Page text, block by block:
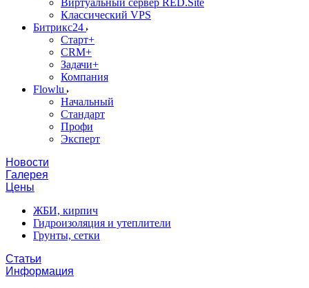
Виртуальный сервер RED.Site
Классический VPS
Битрикс24
Старт+
CRM+
Задачи+
Компания
Flowlu
Начальный
Стандарт
Профи
Эксперт
Новости
Галерея
Цены
ЖБИ, кирпич
Гидроизоляция и утеплители
Грунты, сетки
Статьи
Информация